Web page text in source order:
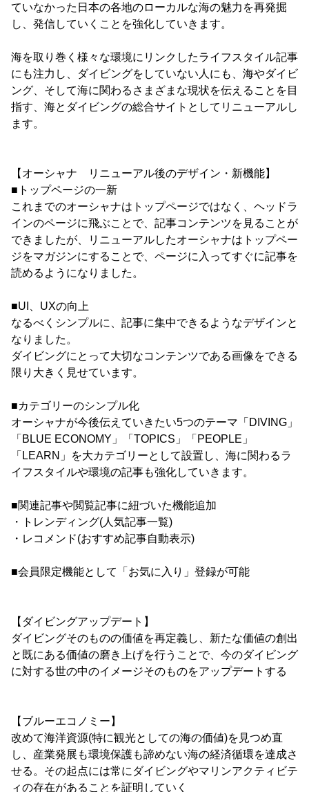
ていなかった日本の各地のローカルな海の魅力を再発掘
し、発信していくことを強化していきます。
海を取り巻く様々な環境にリンクしたライフスタイル記事
にも注力し、ダイビングをしていない人にも、海やダイビ
ング、そして海に関わるさまざまな現状を伝えることを目
指す、海とダイビングの総合サイトとしてリニューアルし
ます。
【オーシャナ リニューアル後のデザイン・新機能】
■トップページの一新
これまでのオーシャナはトップページではなく、ヘッドラ
インのページに飛ぶことで、記事コンテンツを見ることが
できましたが、リニューアルしたオーシャナはトップペー
ジをマガジンにすることで、ページに入ってすぐに記事を
読めるようになりました。
■UI、UXの向上
なるべくシンプルに、記事に集中できるようなデザインと
なりました。
ダイビングにとって大切なコンテンツである画像をできる
限り大きく見せています。
■カテゴリーのシンプル化
オーシャナが今後伝えていきたい5つのテーマ「DIVING」
「BLUE ECONOMY」「TOPICS」「PEOPLE」
「LEARN」を大カテゴリーとして設置し、海に関わるラ
イフスタイルや環境の記事も強化していきます。
■関連記事や閲覧記事に紐づいた機能追加
・トレンディング(人気記事一覧)
・レコメンド(おすすめ記事自動表示)
■会員限定機能として「お気に入り」登録が可能
【ダイビングアップデート】
ダイビングそのものの価値を再定義し、新たな価値の創出
と既にある価値の磨き上げを行うことで、今のダイビング
に対する世の中のイメージそのものをアップデートする
【ブルーエコノミー】
改めて海洋資源(特に観光としての海の価値)を見つめ直
し、産業発展も環境保護も諦めない海の経済循環を達成さ
せる。その起点には常にダイビングやマリンアクティビテ
ィの存在があることを証明していく